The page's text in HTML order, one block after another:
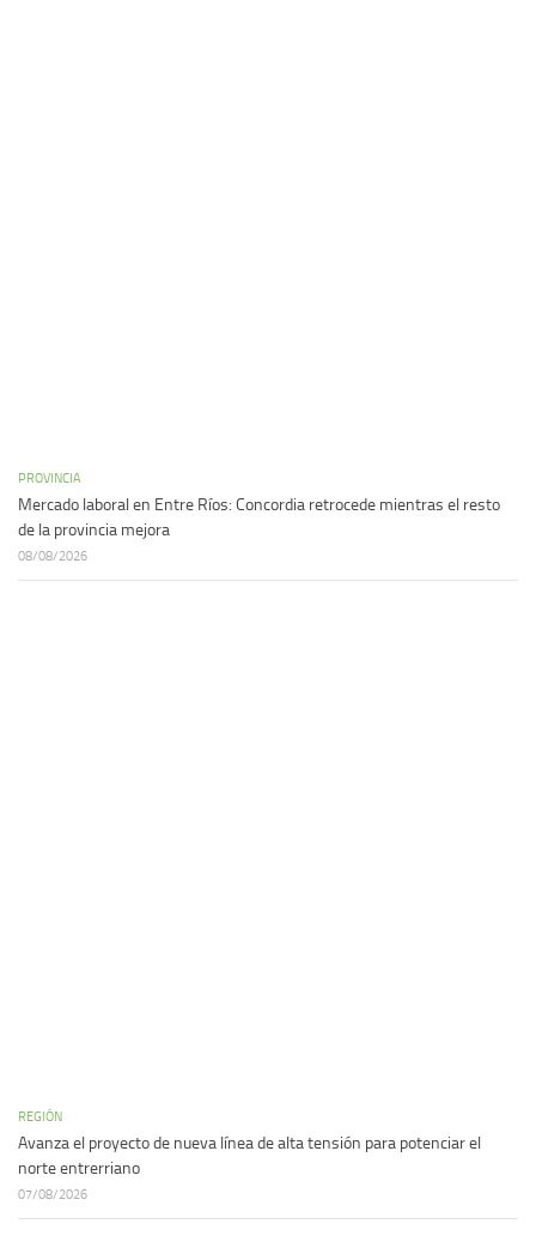
PROVINCIA
Mercado laboral en Entre Ríos: Concordia retrocede mientras el resto
de la provincia mejora
08/08/2026
REGIÓN
Avanza el proyecto de nueva línea de alta tensión para potenciar el
norte entrerriano
07/08/2026